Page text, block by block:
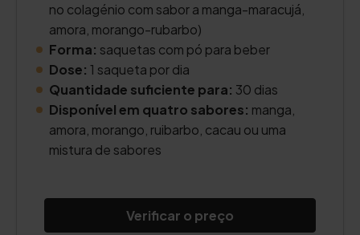
no colagénio com sabor a manga-maracujá,
amora, morango-rubarbo)
Forma: saquetas com pó para beber
Dose: 1 saqueta por dia
Quantidade suficiente para: 30 dias
Disponível em quatro sabores: manga,
amora, morango, ruibarbo, cacau ou uma
mistura de sabores
Verificar o preço